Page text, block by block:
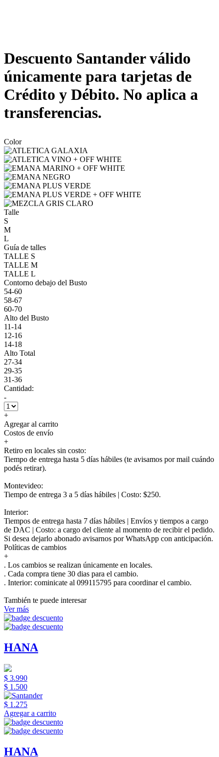
Descuento Santander válido
únicamente para tarjetas de
Crédito y Débito. No aplica a
transferencias.
Color
Talle
S
M
L
Guía de talles
TALLE S
TALLE M
TALLE L
Contorno debajo del Busto
54-60
58-67
60-70
Alto del Busto
11-14
12-16
14-18
Alto Total
27-34
29-35
31-36
Cantidad:
-
+
Agregar al carrito
Costos de envío
+
Retiro en locales sin costo:
Tiempo de entrega hasta 5 días hábiles (te avisamos por mail cuándo
podés retirar).
Montevideo:
Tiempo de entrega 3 a 5 días hábiles | Costo: $250.
Interior:
Tiempos de entrega hasta 7 días hábiles | Envíos y tiempos a cargo
de DAC | Costo: a cargo del cliente al momento de recibir el pedido.
Si desea dejarlo abonado avisarnos por WhatsApp con anticipación.
Políticas de cambios
+
. Los cambios se realizan únicamente en locales.
. Cada compra tiene 30 dias para el cambio.
. Interior: cominicate al 099115795 para coordinar el cambio.
También te puede interesar
Ver más
HANA
$ 3.990
$ 1.500
$ 1.275
Agregar a carrito
HANA